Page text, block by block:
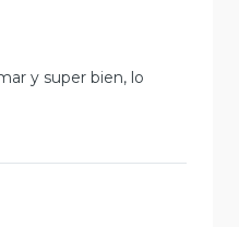
y super bien, lo